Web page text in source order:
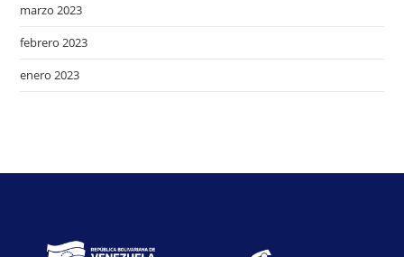
marzo 2023
febrero 2023
enero 2023